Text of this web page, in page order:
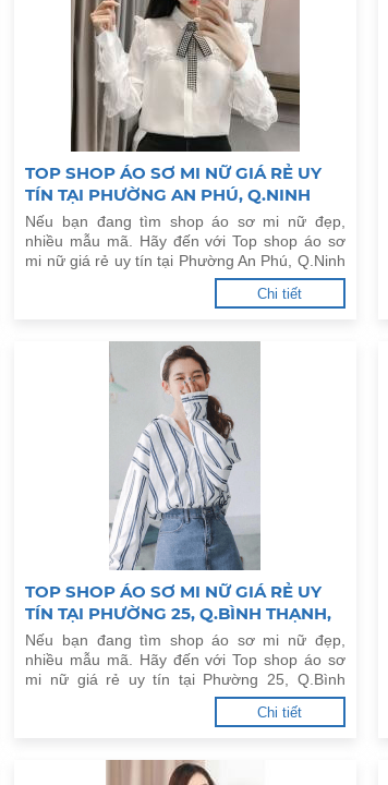
TOP SHOP ÁO SƠ MI NỮ GIÁ RẺ UY
TÍN TẠI PHƯỜNG AN PHÚ, Q.NINH
KIỀU, TP.CẦN THƠ
Nếu bạn đang tìm shop áo sơ mi nữ đẹp,
nhiều mẫu mã. Hãy đến với Top shop áo sơ
mi nữ giá rẻ uy tín tại Phường An Phú, Q.Ninh
Kiều, TP.Cần Thơ dưới đây.
Chi tiết
TOP SHOP ÁO SƠ MI NỮ GIÁ RẺ UY
TÍN TẠI PHƯỜNG 25, Q.BÌNH THẠNH,
HCM
Nếu bạn đang tìm shop áo sơ mi nữ đẹp,
nhiều mẫu mã. Hãy đến với Top shop áo sơ
mi nữ giá rẻ uy tín tại Phường 25, Q.Bình
Chi tiết